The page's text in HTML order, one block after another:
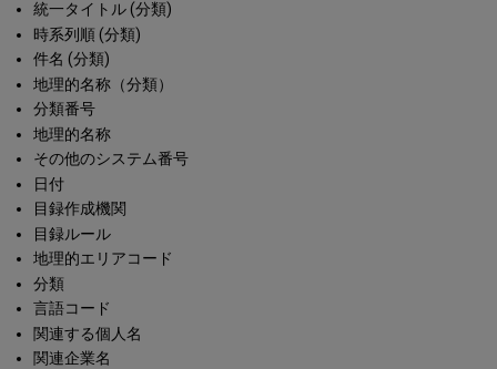
統一タイトル (分類)
時系列順 (分類)
件名 (分類)
地理的名称（分類）
分類番号
地理的名称
その他のシステム番号
日付
目録作成機関
目録ルール
地理的エリアコード
分類
言語コード
関連する個人名
関連企業名